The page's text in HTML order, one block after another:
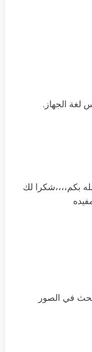
لغة الجهاز.
بكم،،،،شكرا لك
في الصور